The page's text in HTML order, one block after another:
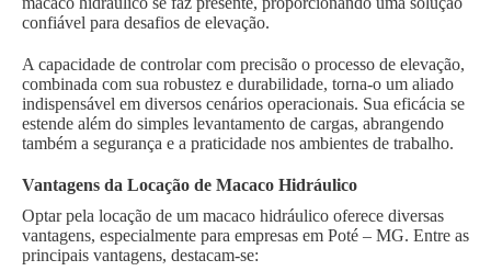
confiável para desafios de elevação.
A capacidade de controlar com precisão o processo de elevação,
combinada com sua robustez e durabilidade, torna-o um aliado
indispensável em diversos cenários operacionais. Sua eficácia se
estende além do simples levantamento de cargas, abrangendo
também a segurança e a praticidade nos ambientes de trabalho.
Vantagens da Locação de Macaco Hidráulico
Optar pela locação de um macaco hidráulico oferece diversas
vantagens, especialmente para empresas em Poté – MG. Entre as
principais vantagens, destacam-se: